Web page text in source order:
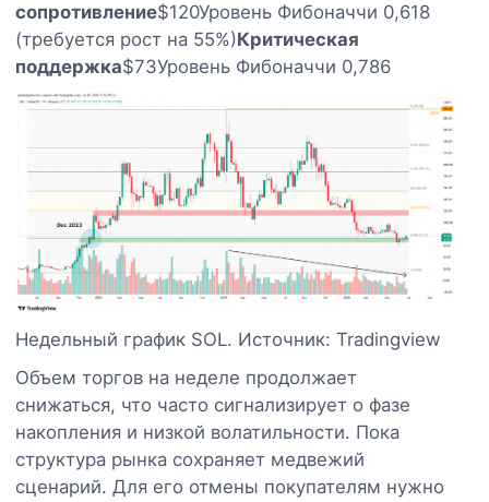
сопротивление$120Уровень Фибоначчи 0,618
(требуется рост на 55%)Критическая
поддержка$73Уровень Фибоначчи 0,786
Недельный график SOL. Источник: Tradingview
Объем торгов на неделе продолжает
снижаться, что часто сигнализирует о фазе
накопления и низкой волатильности. Пока
структура рынка сохраняет медвежий
сценарий. Для его отмены покупателям нужно